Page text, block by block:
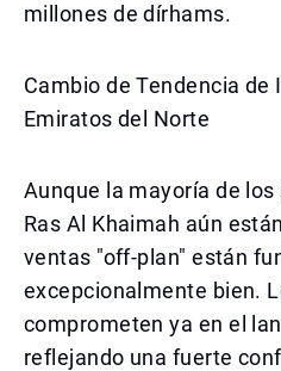
millones de dírhams.
Cambio de Tendencia de
Emiratos del Norte
Aunque la mayoría de
Ras Al Khaimah aún
ventas "off-plan" están
excepcionalmente bien.
comprometen ya en el
reflejando una fuerte